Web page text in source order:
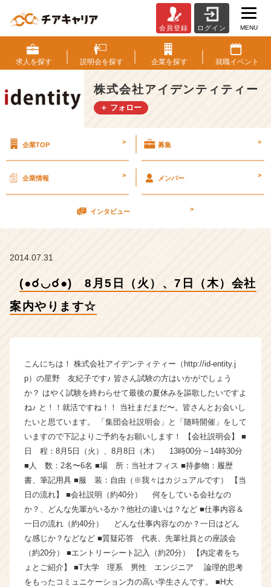
☌
◡
☌
●)
8
（火）、
（木）
会
ま
式
社
ア
イ
ン
テ
ィ
テ
ィ
ー
の
イ
ラ
イ
ン】
|
会員登録 ログイン MENU
求人を探す 説明会を探す 企業を探す 就職イベント
株式会社アイデンティティー
＋ フォロー
企業TOP > 募集 >
企業情報 > メンバー >
インタビュー >
2014.07.31
(●☌◡☌●) 8月5日（火）、7日（木）会社
案内やります☆
こんにちは！ 株式会社アイデンティティー（http://id-entity.j
p）の星野 友紀子です♪ 皆さん試験の方はいかがでしょう
か？ はやく試験を終わらせて最後の夏休みを謳歌したいですよ
ね♪ と！！就活ですね！！ 当社まだまだ〜。皆さんとお会いし
たいと思ています。 「集団会社説明会」と「随時開催」をして
いますので下記よりご予約をお願いします！ 【会社説明会】 ■
日 程：8月5日（火）、8月8日（木） 13時00分～14時30分
■人 数：2名〜6名 ■場 所：当社オフィス ■持参物：履歴
書、筆記用具 ■服 装：自由（※我々はカジュアルです） 【当
日の流れ】 ■会社説明（約40分） 何をしている会社なの
か？、どんな先輩がいるか？他社の違いは？など ■仕事内容＆
一日の流れ（約40分） どんな仕事内容なのか？一日はどん
な感じか？などなど ■質疑応答 代表、先輩社員との座談会
（約20分） ■エントリーシート記入（約20分） 【内定者をち
ょとご紹介】 ■T大学 理系 男性 エンジニア 論理的思考
をもったコミュニケーション力の高い学生さんです。 ■H大